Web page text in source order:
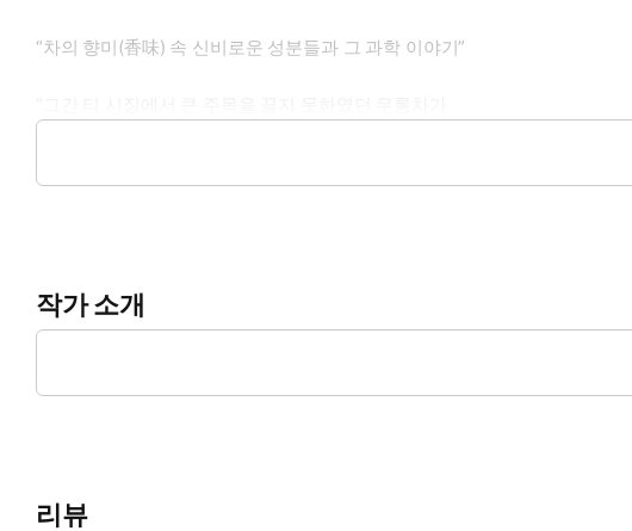
“차의 향미(香味) 속 신비로운 성분들과 그 과학 이야기”
“녹차와 홍차의 양쪽 효능을 모두 가져 건강차로서
“‘우롱차의 왕국’이라 할 대만에서 독특한 테루아적인 환경 속에서 자란 차
차의 침출 과학을 통해 각종 차의 색, 향, 맛에 숨겨진 성분들과 각종 건강 효
“세계 정상급 향미의 티 세계에 입문자들을 위한
작가 소개
리뷰